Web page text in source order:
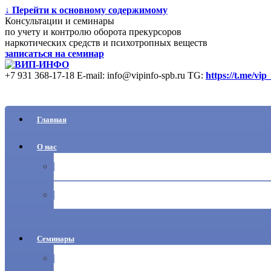
↓ Перейти к основному содержимому
Консультации и семинары
по учету и контролю оборота прекурсоров
наркотических средств и психотропных веществ
записаться на семинар
+7 931 368-17-18 E-mail: info@vipinfo-spb.ru TG: https://t.me/
Главная
О нас
Семинары